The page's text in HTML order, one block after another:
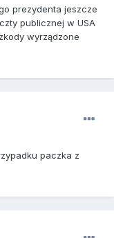
prezydenta jeszcze
publicznej w USA
wyrządzone
paczka z